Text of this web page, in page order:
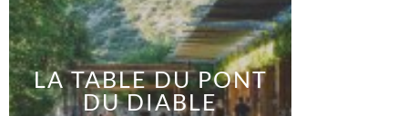
LA TABLE DU PONT
DU DIABLE